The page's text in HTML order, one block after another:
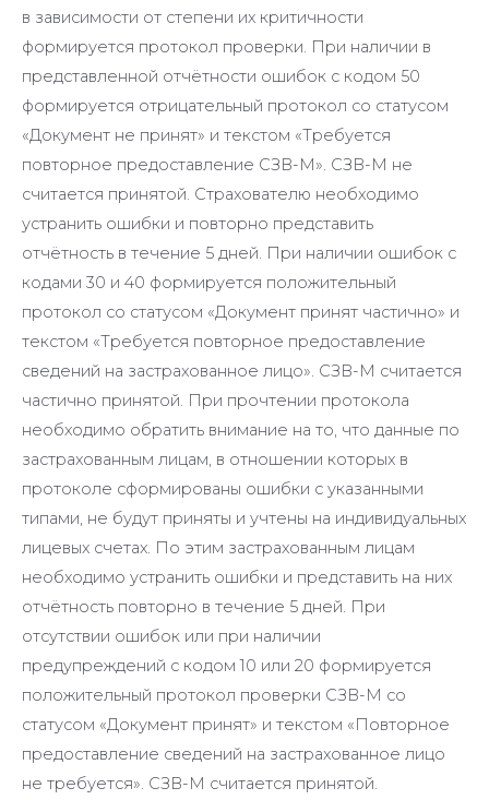
в зависимости от степени их критичности
формируется протокол проверки. При наличии в
представленной отчётности ошибок с кодом 50
формируется отрицательный протокол со статусом
«Документ не принят» и текстом «Требуется
повторное предоставление СЗВ-М». СЗВ-М не
считается принятой. Страхователю необходимо
устранить ошибки и повторно представить
отчётность в течение 5 дней. При наличии ошибок с
кодами 30 и 40 формируется положительный
протокол со статусом «Документ принят частично» и
текстом «Требуется повторное предоставление
сведений на застрахованное лицо». СЗВ-М считается
частично принятой. При прочтении протокола
необходимо обратить внимание на то, что данные по
застрахованным лицам, в отношении которых в
протоколе сформированы ошибки с указанными
типами, не будут приняты и учтены на индивидуальных
лицевых счетах. По этим застрахованным лицам
необходимо устранить ошибки и представить на них
отчётность повторно в течение 5 дней. При
отсутствии ошибок или при наличии
предупреждений с кодом 10 или 20 формируется
положительный протокол проверки СЗВ-М со
статусом «Документ принят» и текстом «Повторное
предоставление сведений на застрахованное лицо
не требуется». СЗВ-М считается принятой.